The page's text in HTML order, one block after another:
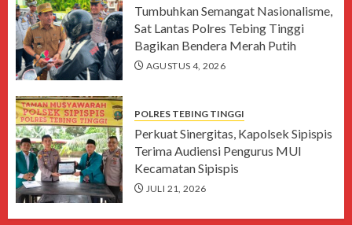
Tumbuhkan Semangat Nasionalisme,
Sat Lantas Polres Tebing Tinggi
Bagikan Bendera Merah Putih
AGUSTUS 4, 2026
POLRES TEBING TINGGI
Perkuat Sinergitas, Kapolsek Sipispis
Terima Audiensi Pengurus MUI
Kecamatan Sipispis
JULI 21, 2026